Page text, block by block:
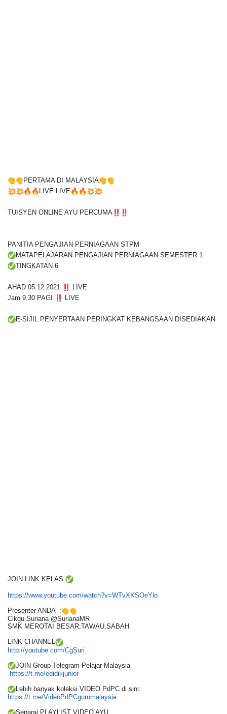
PERTAMA DI MALAYSIA
LIVE LIVE
TUISYEN ONLINE AYU PERCUMA
PANITIA PENGAJIAN PERNIAGAAN STPM
MATAPELAJARAN PENGAJIAN PERNIAGAAN SEMESTER 1
TINGKATAN 6
AHAD 05.12.2021
LIVE
Jam 9.30 PAGI
LIVE
E-SIJIL PENYERTAAN PERINGKAT KEBANGSAAN DISEDIAKAN
JOIN LINK KELAS
https://www.youtube.com/watch?v=WTvXKSOeYlo
Presenter ANDA :
Cikgu Suriana @SurianaMR
SMK MEROTAI BESAR,TAWAU,SABAH
LINK CHANNEL
http://youtube.com/CgSuri
JOIN Group Telegram Pelajar Malaysia
https://t.me/edidikjunior
Lebih banyak koleksi VIDEO PdPC di sini:
https://t.me/VideoPdPCgurumalaysia
Senarai PLAYLIST VIDEO AYU